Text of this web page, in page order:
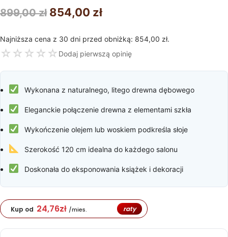
899,00zł Pierwotna
wynosiła:
854,00 złAktualna
wynosi:
Najniższa cena z 30 dni przed obniżką: 854,00 zł.
☆ ☆ ☆ ☆ ☆ Dodaj pierwszą opinię
Wykonana z naturalnego, litego drewna dębowego
Eleganckie połączenie drewna z elementami szkła
Wykończenie olejem lub woskiem podkreśla słoje
Szerokość 120 cm idealna do każdego salonu
Doskonała do eksponowania książek i dekoracji
Kup od 24,76zł /mies. raty